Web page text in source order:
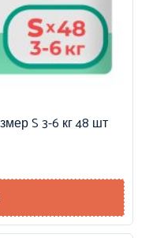
S 3-6 кг 48 шт